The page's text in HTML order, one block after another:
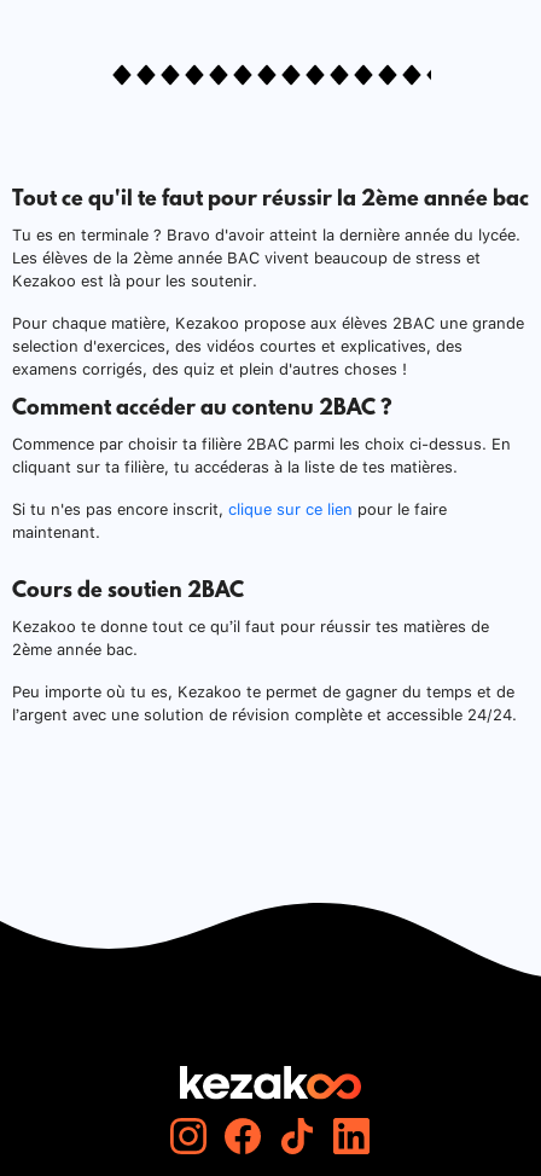
Tout ce qu'il te faut pour réussir la 2ème année bac
Tu es en terminale ? Bravo d'avoir atteint la dernière année du lycée.
Les élèves de la 2ème année BAC vivent beaucoup de stress et
Kezakoo est là pour les soutenir.
Pour chaque matière, Kezakoo propose aux élèves 2BAC une grande
selection d'exercices, des vidéos courtes et explicatives, des
examens corrigés, des quiz et plein d'autres choses !
Comment accéder au contenu 2BAC ?
Commence par choisir ta filière 2BAC parmi les choix ci-dessus. En
cliquant sur ta filière, tu accéderas à la liste de tes matières.
Si tu n'es pas encore inscrit, clique sur ce lien pour le faire
maintenant.
Cours de soutien 2BAC
Kezakoo te donne tout ce qu’il faut pour réussir tes matières de
2ème année bac.
Peu importe où tu es, Kezakoo te permet de gagner du temps et de
l’argent avec une solution de révision complète et accessible 24/24.